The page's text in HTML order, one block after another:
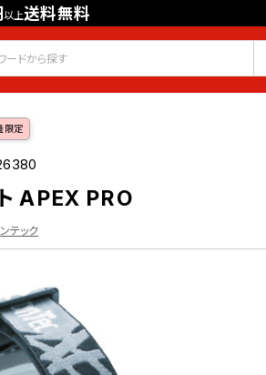
以上送料無料
会員登録 ログイン お気に入り
限定
APEX PRO
テック